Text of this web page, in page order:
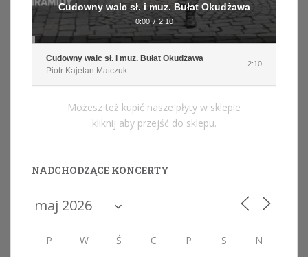
Cudowny walc sł. i muz. Bułat Okudżawa
0:00 / 2:10
Cudowny walc sł. i muz. Bułat Okudżawa
Piotr Kajetan Matczuk
2:10
Możesz też kupić nasze płyty w sklepie
kliknij aby przejść do sklepu.
NADCHODZĄCE KONCERTY
P W Ś C P S N